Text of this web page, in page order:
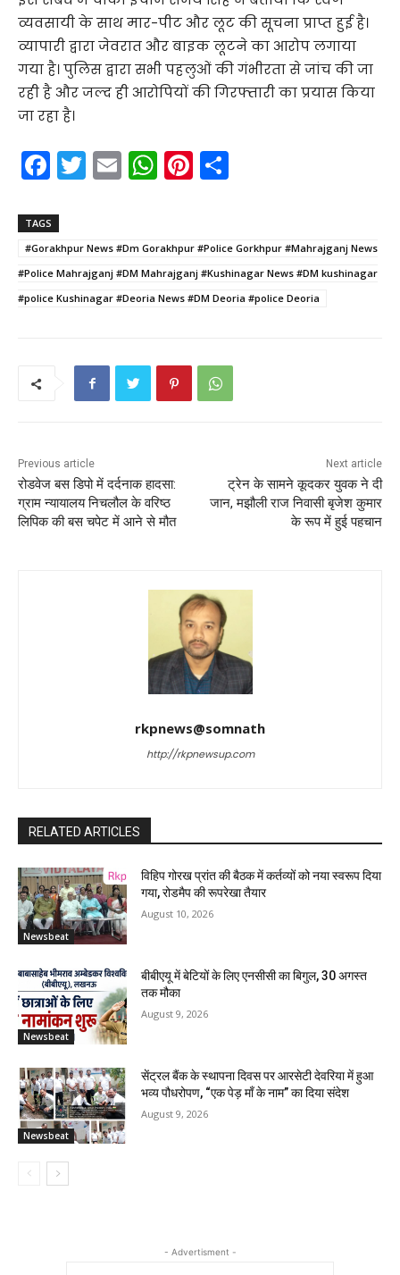
व्यवसायी के साथ मार-पीट और लूट की सूचना प्राप्त हुई है।
व्यापारी द्वारा जेवरात और बाइक लूटने का आरोप लगाया
गया है। पुलिस द्वारा सभी पहलुओं की गंभीरता से जांच की जा
रही है और जल्द ही आरोपियों की गिरफ्तारी का प्रयास किया
जा रहा है।
F
c
e
b
o
T
er
E
l
W
ts
A
p
Pi
e
st
e
TAGS
#Gorakhpur News #Dm Gorakhpur #Police Gorkhpur #Mahrajganj News
#Police Mahrajganj #DM Mahrajganj #Kushinagar News #DM kushinagar
#police Kushinagar #Deoria News #DM Deoria #police Deoria
Previous article
रोडवेज बस डिपो में दर्दनाक हादसा:
ग्राम न्यायालय निचलौल के वरिष्ठ
लिपिक की बस चपेट में आने से मौत
Next article
ट्रेन के सामने कूदकर युवक ने दी
जान, मझौली राज निवासी बृजेश कुमार
के रूप में हुई पहचान
rkpnews@somnath
http://rkpnewsup.com
RELATED ARTICLES
Newsbeat
विहिप गोरख प्रांत की बैठक में कर्तव्यों को नया स्वरूप दिया
गया, रोडमैप की रूपरेखा तैयार
August 10, 2026
Newsbeat
बीबीएयू में बेटियों के लिए एनसीसी का बिगुल, 30 अगस्त
तक मौका
August 9, 2026
Newsbeat
सेंट्रल बैंक के स्थापना दिवस पर आरसेटी देवरिया में हुआ
भव्य पौधरोपण, “एक पेड़ माँ के नाम” का दिया संदेश
August 9, 2026
- Advertisment -